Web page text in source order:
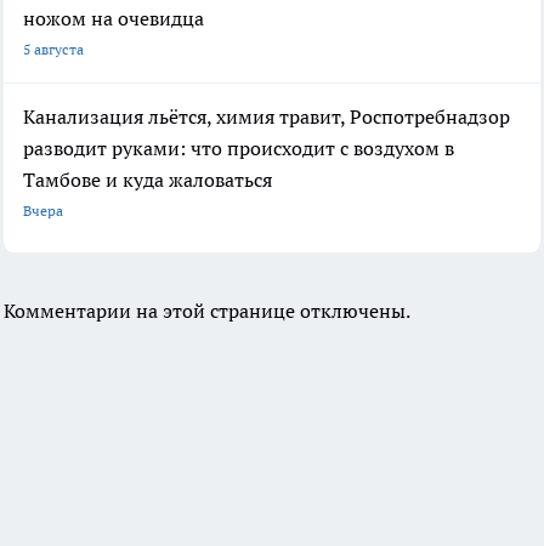
ножом на очевидца
5 августа
Канализация льётся, химия травит, Роспотребнадзор
разводит руками: что происходит с воздухом в
Тамбове и куда жаловаться
Вчера
Комментарии на этой странице отключены.